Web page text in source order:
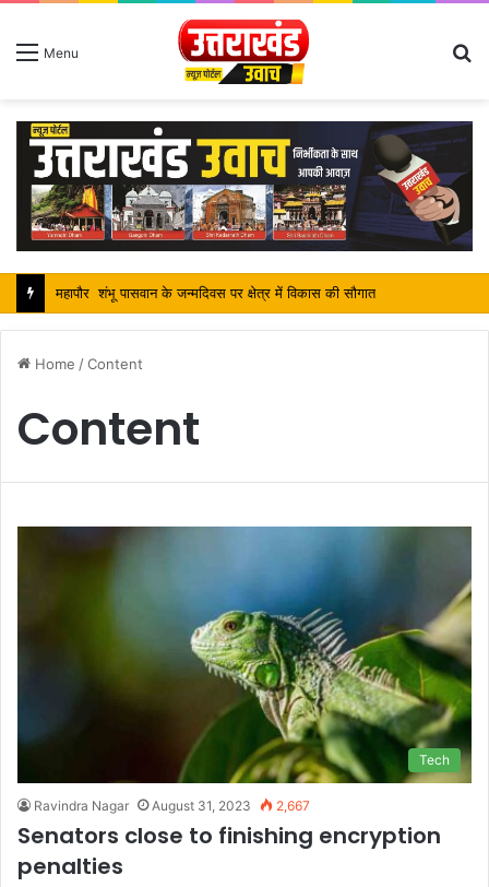
Menu
महापौर शंभू पासवान के जन्मदिवस पर क्षेत्र में विकास की सौगात
Home /Content
Content
Tech
Ravindra Nagar August 31, 2023 2,667
Senators close to finishing encryption
penalties